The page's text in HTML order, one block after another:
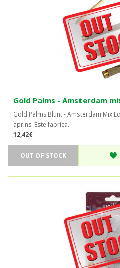
Gold Palms - Amsterdam
Gold Palms Blunt - Amsterdam Mix
aprins. Este fabrica..
12,42€
OUT OF STOCK